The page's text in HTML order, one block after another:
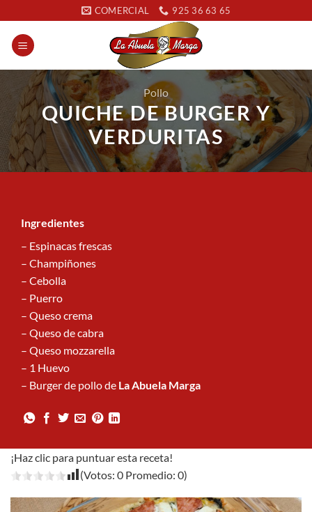
al
contenido
COMERCIAL 925 36 63 65
Pollo
QUICHE DE BURGER Y
VERDURITAS
Ingredientes
– Espinacas frescas
– Champiñones
– Cebolla
– Puerro
– Queso crema
– Queso de cabra
– Queso mozzarella
– 1 Huevo
– Burger de pollo de La Abuela Marga
¡Haz clic para puntuar esta receta!
(Votos: 0 Promedio: 0)